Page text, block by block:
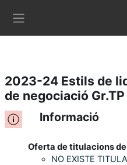
Ves al contingut principal
2023-24 Estils de
de negociació
Informació
Oferta de titulacions
NO EXISTE